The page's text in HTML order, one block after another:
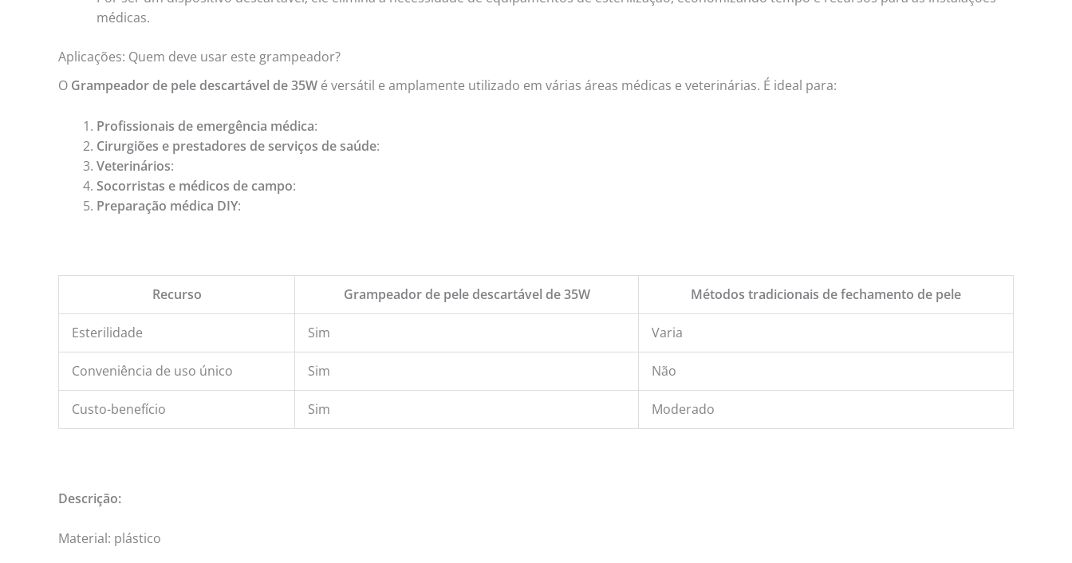
médicas.
Aplicações: Quem deve usar este grampeador?
O Grampeador de pele descartável de 35W é versátil e amplamente utilizado em várias áreas médicas e veterinárias. É ideal para:
Profissionais de emergência médica:
Cirurgiões e prestadores de serviços de saúde:
Veterinários:
Socorristas e médicos de campo:
Preparação médica DIY:
Recurso Grampeador de pele descartável de 35W Métodos tradicionais de fechamento de pele
Esterilidade Sim Varia
Conveniência de uso único Sim Não
Custo-benefício Sim Moderado
Descrição:
Material: plástico